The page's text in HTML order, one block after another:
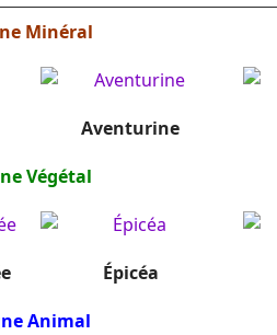
Minéral
Aventurine
Végétal
Épicéa
Animal